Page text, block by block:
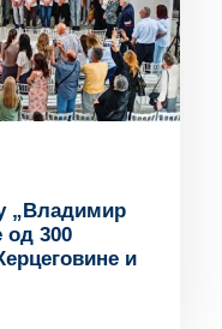
„Владимир
300
и